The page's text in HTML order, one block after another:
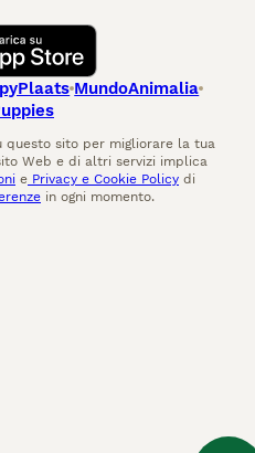
MundoAnimalia
questo sito per migliorare la tua
Web e di altri servizi implica
e Privacy e Cookie Policy di
in ogni momento.